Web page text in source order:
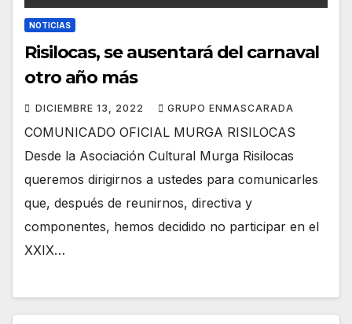
NOTICIAS
Risilocas, se ausentará del carnaval
otro año más
DICIEMBRE 13, 2022 GRUPO ENMASCARADA
COMUNICADO OFICIAL MURGA RISILOCAS
Desde la Asociación Cultural Murga Risilocas
queremos dirigirnos a ustedes para comunicarles
que, después de reunirnos, directiva y
componentes, hemos decidido no participar en el
XXIX…